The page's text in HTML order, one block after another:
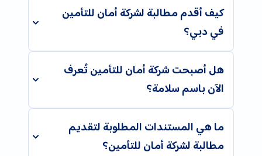
كيف أقدم مطالبة لشركة أمان للتأمين
في دبي؟
هل أصبحت شركة أمان للتأمين تُعرف
الآن باسم سلامة؟
ما هي المستندات المطلوبة لتقديم
مطالبة لشركة أمان للتأمين؟